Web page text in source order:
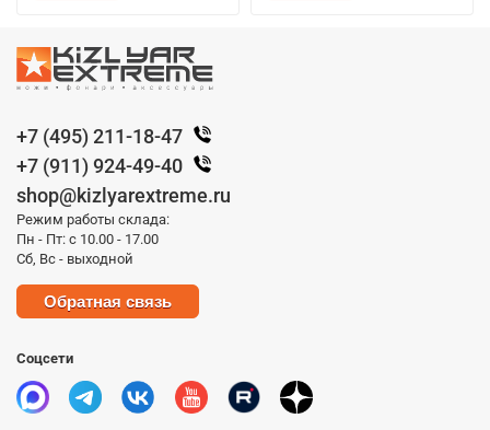
+7 (495) 211-18-47
+7 (911) 924-49-40
shop@kizlyarextreme.ru
Режим работы склада:
Пн - Пт: с 10.00 - 17.00
Сб, Вс - выходной
Обратная связь
Соцсети